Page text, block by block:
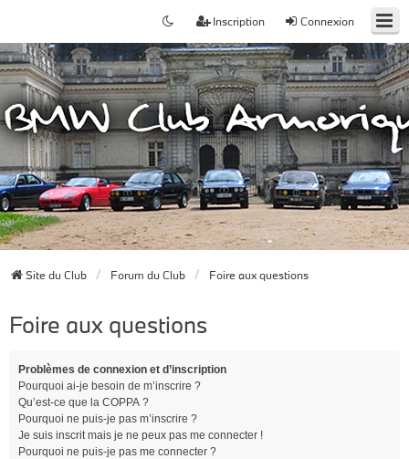
Connexion
Inscription
Site du Club Forum du Club Foire aux questions
Foire aux questions
Problèmes de connexion et d’inscription
Pourquoi ai-je besoin de m’inscrire ?
Qu’est-ce que la COPPA ?
Pourquoi ne puis-je pas m’inscrire ?
Je suis inscrit mais je ne peux pas me connecter !
Pourquoi ne puis-je pas me connecter ?